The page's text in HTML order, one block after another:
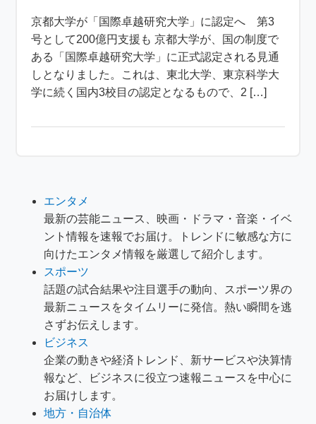
京都大学が「国際卓越研究大学」に認定へ 第3
号として200億円支援も 京都大学が、国の制度で
ある「国際卓越研究大学」に正式認定される見通
しとなりました。これは、東北大学、東京科学大
学に続く国内3校目の認定となるもので、2 […]
エンタメ
最新の芸能ニュース、映画・ドラマ・音楽・イベ
ント情報を速報でお届け。トレンドに敏感な方に
向けたエンタメ情報を厳選して紹介します。
スポーツ
話題の試合結果や注目選手の動向、スポーツ界の
最新ニュースをタイムリーに発信。熱い瞬間を逃
さずお伝えします。
ビジネス
企業の動きや経済トレンド、新サービスや決算情
報など、ビジネスに役立つ速報ニュースを中心に
お届けします。
地方・自治体